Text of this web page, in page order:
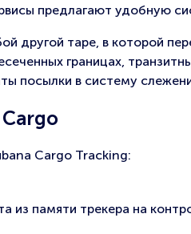
предлагают удобную
другой таре, в которой
границах,
посылки в систему
Cargo Tracking:
памяти трекера на